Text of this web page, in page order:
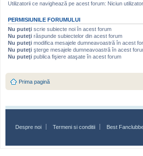
Utilizatorii ce navighează pe acest forum: Niciun
PERMISIUNILE FORUMULUI
Nu puteţi scrie subiecte noi în acest forum
Nu puteţi răspunde subiectelor din acest forum
Nu puteţi modifica mesajele dumneavoastră în acest
Nu puteţi şterge mesajele dumneavoastră în acest
Nu puteţi publica fişiere ataşate în acest forum
Prima pagină
Despre noi Termeni si conditii Best